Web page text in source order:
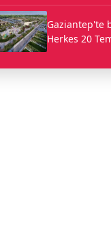
Gaziantep'te
Herkes 20